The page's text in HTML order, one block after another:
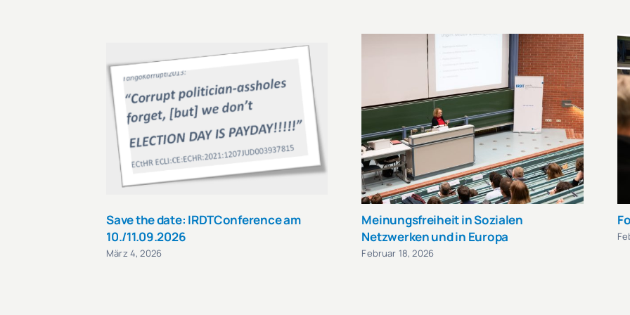
Save the date: IRDTConference am
10./11.09.2026
März 4, 2026
Meinungsfreiheit in Sozialen
Netzwerken und in Europa
Februar 18, 2026